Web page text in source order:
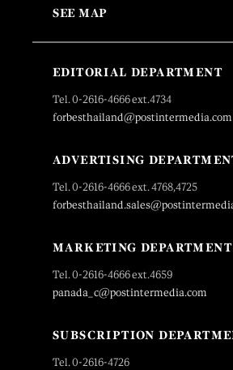
SEE MAP
EDITORIAL DEPARTMENT
Tel. 0-2616-4666 ext.4734
forbesthailand@postintermedia.com
ADVERTISING
Tel. 0-2616-4666 ext. 4768,4725
MARKETING DEPARTMENT
Tel. 0-2616-4666 ext.4659
panada_c@postintermedia.com
SUBSCRIPTION
Tel. 0-2616-4726